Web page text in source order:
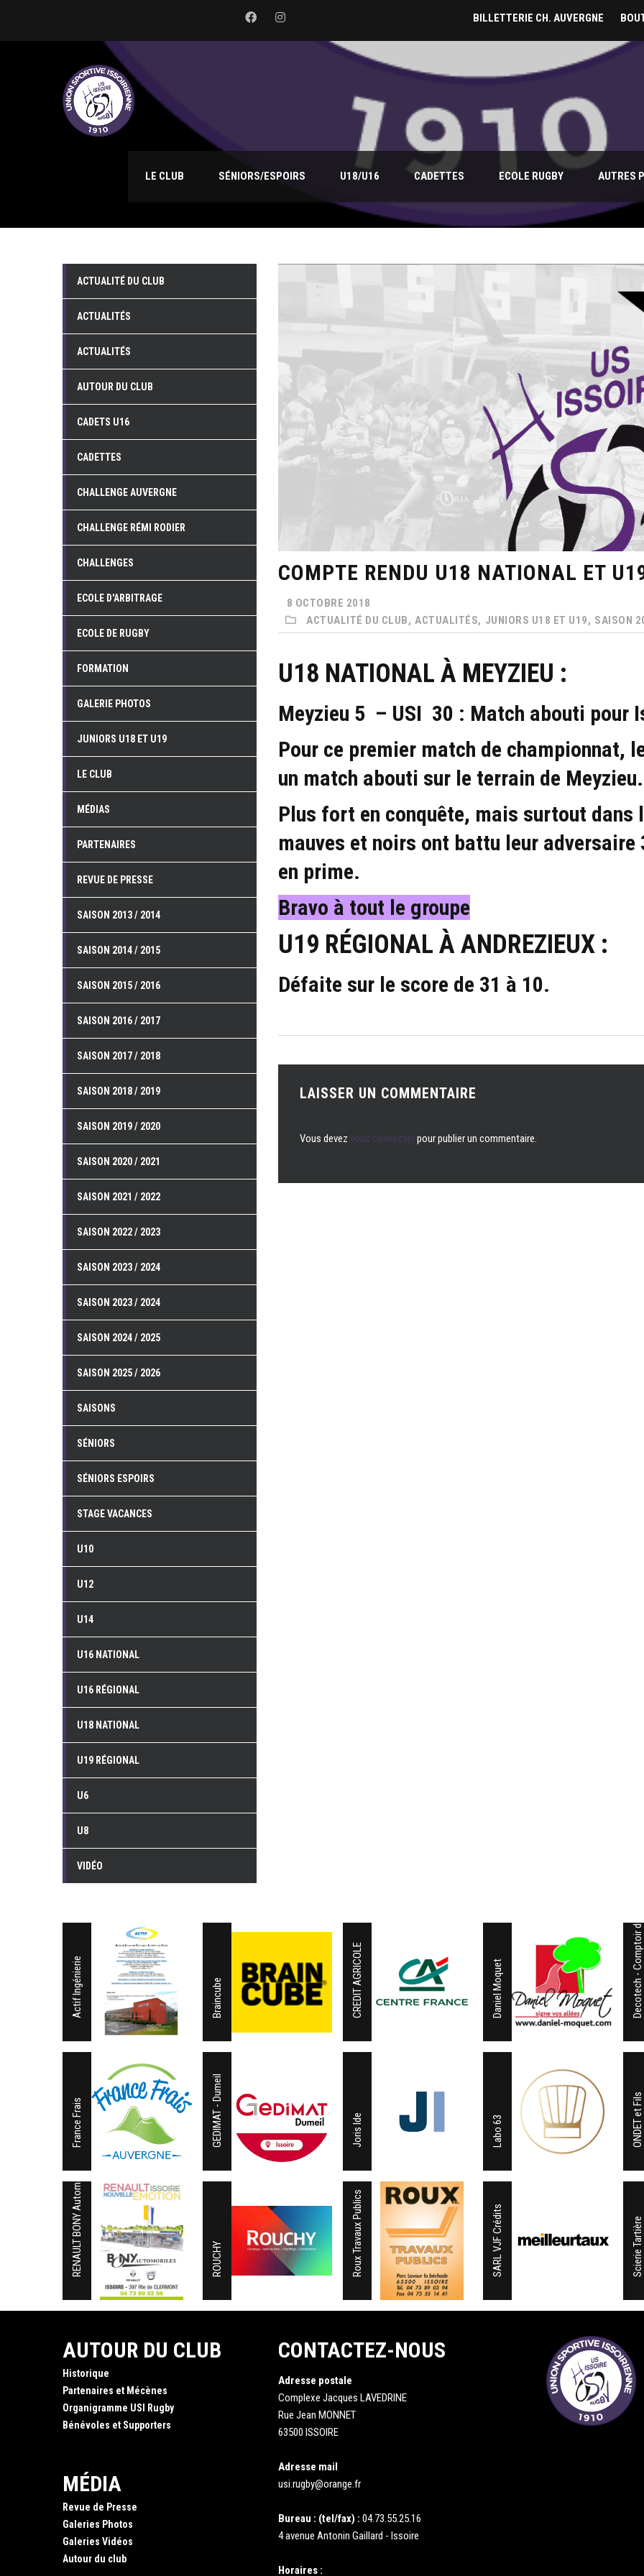
BILLETTERIE CH. AUVERGNE
LE CLUB SÉNIORS/ESPOIRS U18/U16 CADETTES ECOLE RUGBY AUTRES
COMPTE RENDU U18 NATIONAL ET
8 OCTOBRE 2018
ACTUALITÉ DU CLUB, ACTUALITÉS, JUNIORS U18 ET U19, SAISON
U18 NATIONAL À MEYZIEU :
Meyzieu 5 – USI 30 : Match abouti pour
Pour ce premier match de championnat,
un match abouti sur le terrain de Meyzieu.
Plus fort en conquête, mais surtout dans
mauves et noirs ont battu leur
en prime.
Bravo à tout le groupe
U19 RÉGIONAL À ANDREZIEUX :
Défaite sur le score de 31 à 10.
LAISSER UN COMMENTAIRE
Vous devez vous connecterpour publier un commentaire.
ACTUALITÉ DU CLUB
ACTUALITÉS
ACTUALITÉS
AUTOUR DU CLUB
CADETS U16
CADETTES
CHALLENGE AUVERGNE
CHALLENGE RÉMI RODIER
CHALLENGES
ECOLE D'ARBITRAGE
ECOLE DE RUGBY
FORMATION
GALERIE PHOTOS
JUNIORS U18 ET U19
LE CLUB
MÉDIAS
PARTENAIRES
REVUE DE PRESSE
SAISON 2013 / 2014
SAISON 2014 / 2015
SAISON 2015 / 2016
SAISON 2016 / 2017
SAISON 2017 / 2018
SAISON 2018 / 2019
SAISON 2019 / 2020
SAISON 2020 / 2021
SAISON 2021 / 2022
SAISON 2022 / 2023
SAISON 2023 / 2024
SAISON 2023 / 2024
SAISON 2024 / 2025
SAISON 2025 / 2026
SAISONS
SÉNIORS
SÉNIORS ESPOIRS
STAGE VACANCES
U10
U12
U14
U16 NATIONAL
U16 RÉGIONAL
U18 NATIONAL
U19 RÉGIONAL
U6
U8
VIDÉO
Actif Ingénierie Braincube CREDIT AGRICOLE Daniel Moquet Decotech - Comptoir de l'Ours
France Frais GEDIMAT - Dumeil Joris Ide Labo 63 ONDET et Fils
RENAULT BONY Automobiles Issoire ROUCHY Roux Travaux Publics SARL VJF Crédits Scierie Tartière
AUTOUR DU CLUB
Historique
Partenaires et Mécènes
Organigramme USI Rugby
Bénévoles et Supporters
MÉDIA
Revue de Presse
Galeries Photos
Galeries Vidéos
Autour du club
CONTACTEZ-NOUS
Adresse postale
Complexe Jacques LAVEDRINE
Rue Jean MONNET
63500 ISSOIRE
Adresse mail
usi.rugby@orange.fr
Bureau : (tel/fax) : 04.73.55.25.16
4 avenue Antonin Gaillard - Issoire
Horaires :